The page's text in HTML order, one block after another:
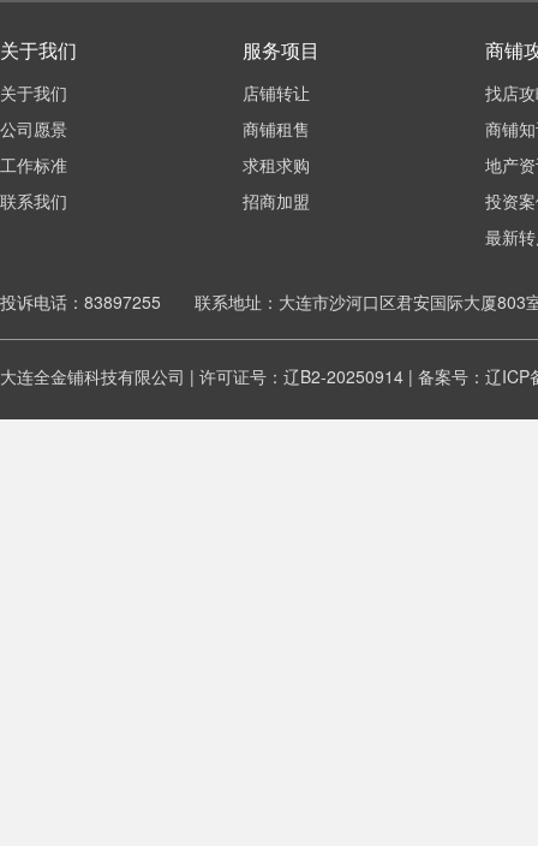
关于我们
关于我们
公司愿景
工作标准
联系我们
服务项目
店铺转让
商铺租售
求租求购
招商加盟
商铺
找店
商铺
地产
投资
最新
投诉电话：83897255 联系地址：大连市沙河口区君安国际大厦803
大连全金铺科技有限公司 | 许可证号：辽B2-20250914 | 备案号： 辽ICP